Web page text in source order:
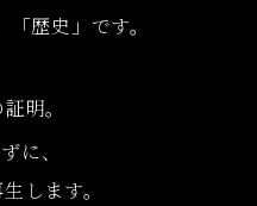
歴史」です。
明。
に、
します。